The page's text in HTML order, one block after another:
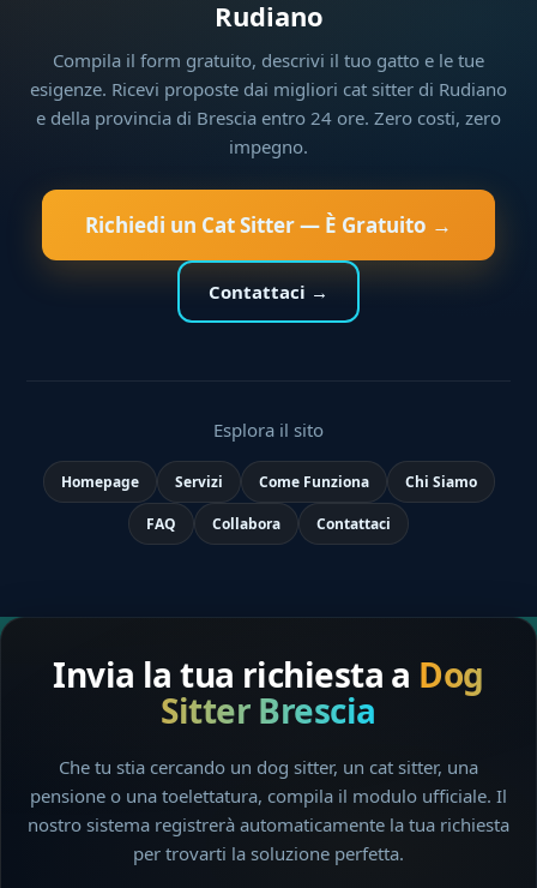
Rudiano
Compila il form gratuito, descrivi il tuo gatto e le tue
esigenze. Ricevi proposte dai migliori cat sitter di Rudiano
e della provincia di Brescia entro 24 ore. Zero costi, zero
impegno.
Richiedi un Cat Sitter — È Gratuito →
Contattaci →
Esplora il sito
Homepage Servizi Come Funziona Chi Siamo
FAQ Collabora Contattaci
Invia la tua richiesta a Dog
Sitter Brescia
Che tu stia cercando un dog sitter, un cat sitter, una
pensione o una toelettatura, compila il modulo ufficiale. Il
nostro sistema registrerà automaticamente la tua richiesta
per trovarti la soluzione perfetta.